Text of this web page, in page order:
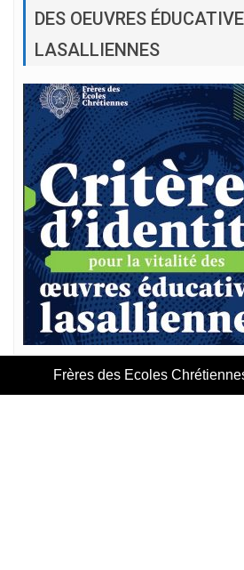
DES OEUVRES
LASALLIENNES
Frères des Ecoles